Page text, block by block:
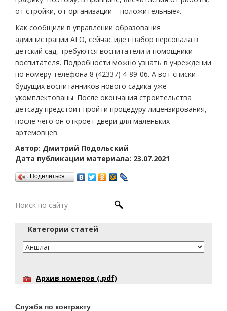
от стройки, от организации – положительные».
Как сообщили в управлении образования
администрации АГО, сейчас идет набор персонала в
детский сад, требуются воспитатели и помощники
воспитателя. Подробности можно узнать в учреждении
по номеру телефона 8 (42337) 4-89-06. А вот списки
будущих воспитанников нового садика уже
укомплектованы. После окончания строительства
детсаду предстоит пройти процедуру лицензирования,
после чего он откроет двери для маленьких
артемовцев.
Автор: Дмитрий Подольский
Дата публикации материала: 23.07.2021
Поделиться…
Категории статей
Архив номеров (.pdf)
Служба по контракту